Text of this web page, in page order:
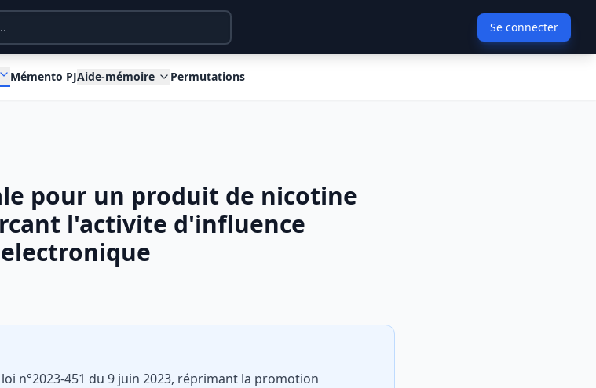
Se connecter
Mémento PJAide-mémoire Permutations
pour un produit de nicotine
l'activite d'influence
n°2023-451 du 9 juin 2023, réprimant la promotion